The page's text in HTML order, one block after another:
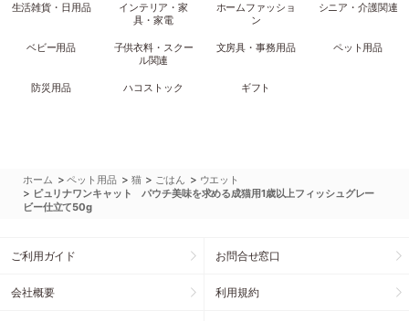
生活雑貨・日用品
インテリア・家
具・家電
ホームファッショ
ン
シニア・介護関連
ベビー用品
子供衣料・スクー
ル関連
文房具・事務用品 ペット用品
防災用品 ハコストック ギフト
ホーム >ペット用品 > 猫 > ごはん > ウエット
> ピュリナワンキャット パウチ美味を求める成猫用1歳以上フィッシュグレー
ビー仕立て50g
ご利用ガイド お問合せ窓口
会社概要 利用規約